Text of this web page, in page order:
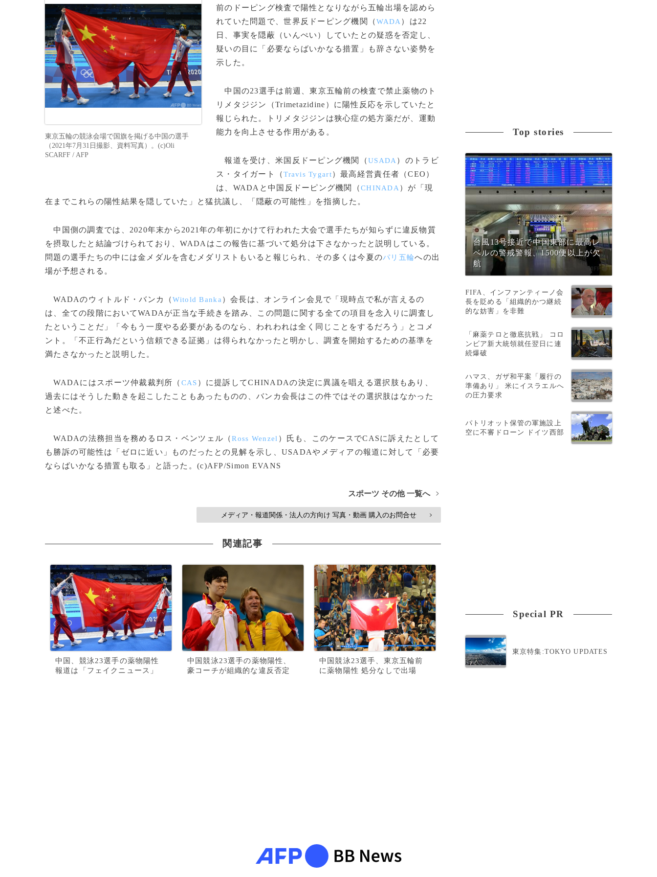
東京五輪の競泳会場で国旗を掲げる中国の選手
（2021年7月31日撮影、資料写真）。(c)Oli
SCARFF / AFP
前のドーピング検査で陽性となりながら五輪出場を認めら
れていた問題で、世界反ドーピング機関（WADA ）は22
日、事実を隠蔽（いんぺい）していたとの疑惑を否定し、
疑いの目に「必要ならばいかなる措置」も辞さない姿勢を
示した。
中国の23選手は前週、東京五輪前の検査で禁止薬物のト
リメタジジン（Trimetazidine）に陽性反応を示していたと
報じられた。トリメタジジンは狭心症の処方薬だが、運動
能力を向上させる作用がある。
報道を受け、米国反ドーピング機関（USADA ）のトラビ
ス・タイガート（Travis Tygart）最高経営責任者（CEO）
は、WADAと中国反ドーピング機関（CHINADA ）が「現
在までこれらの陽性結果を隠していた」と猛抗議し、「隠蔽の可能性」を指摘した。
中国側の調査では、2020年末から2021年の年初にかけて行われた大会で選手たちが知らずに違反物質
を摂取したと結論づけられており、WADAはこの報告に基づいて処分は下さなかったと説明している。
問題の選手たちの中には金メダルを含むメダリストもいると報じられ、その多くは今夏のパリ五輪への出
場が予想される。
WADAのウィトルド・バンカ（Witold Banka ）会長は、オンライン会見で「現時点で私が言えるの
は、全ての段階においてWADAが正当な手続きを踏み、この問題に関する全ての項目を念入りに調査し
たということだ」「今もう一度やる必要があるのなら、われわれは全く同じことをするだろう」とコメ
ント。「不正行為だという信頼できる証拠」は得られなかったと明かし、調査を開始するための基準を
満たさなかったと説明した。
WADAにはスポーツ仲裁裁判所（ CAS ）に提訴してCHINADAの決定に異議を唱える選択肢もあり、
過去にはそうした動きを起こしたこともあったものの、バンカ会長はこの件ではその選択肢はなかった
と述べた。
WADAの法務担当を務めるロス・ベンツェル（Ross Wenzel ）氏も、このケースでCASに訴えたとして
も勝訴の可能性は「ゼロに近い」ものだったとの見解を示し、USADAやメディアの報道に対して「必要
ならばいかなる措置も取る」と語った。(c)AFP/Simon EVANS
スポーツ その他 一覧へ >
メディア・報道関係・法人の方向け 写真・動画 購入のお問合せ >
関連記事
中国、競泳23選手の薬物陽性
報道は「フェイクニュース」
中国競泳23選手の薬物陽性、
豪コーチが組織的な違反否定
中国競泳23選手、東京五輪前
に薬物陽性 処分なしで出場
Top stories
台風13号接近で中国東部に最高レ
ベルの警戒警報、1500便以上が欠
航
FIFA、インファンティーノ会
長を貶める「組織的かつ継続
的な妨害」を非難
「麻薬テロと徹底抗戦」 コロ
ンビア新大統領就任翌日に連
続爆破
ハマス、ガザ和平案「履行の
準備あり」 米にイスラエルへ
の圧力要求
パトリオット保管の軍施設上
空に不審ドローン ドイツ西部
Special PR
東京特集:TOKYO UPDATES